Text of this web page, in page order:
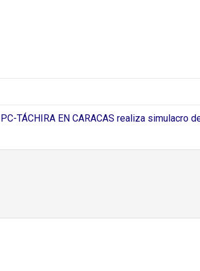
PC-TÁCHIRA EN CARACAS realiza simulacro